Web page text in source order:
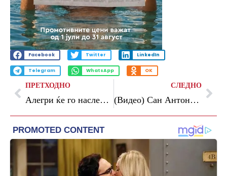
Facebook Twitter LinkedIn
Telegram WhatsApp OK
ПРЕТХОДНО
Алегри ќе го наследи Конте во Наполи
СЛЕДНО
(Видео) Сан Антонио ја декласира Оклахома, ќе се игра мајсторка во финалето на Западот